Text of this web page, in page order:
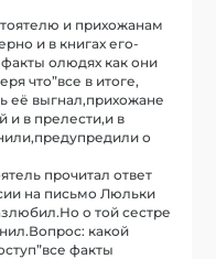
и прихожанам
и в книгах его-
олюдях как они
что”все в итоге,
её выгнал,прихожане
и в прелести,и в
о
прочитал ответ
на письмо Люльки
о той сестре
какой
факты